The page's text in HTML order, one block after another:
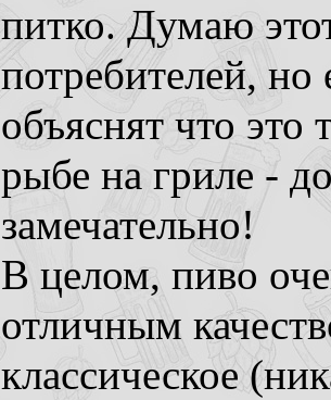
питко. Думаю
потребителей,
объяснят что это
рыбе на гриле -
замечательно!
В целом, пиво
отличным
классическое